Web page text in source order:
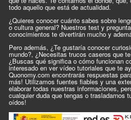
todo aquello que está de actualidad.
¿Quieres conocer cuánto sabes sobre
o cultura general? Nuestros test y
conocimientos te divertirán mucho y
Pero además, ¿Te gustaría conocer
mundo?, ¿Necesitas trucos caseros que
¿Buscas qué significa o cómo funcionan
interesado en ver vídeo tutoriales que te
Quonomy.com encontrarás respuestas
más! Utilizamos fuentes fiables y una
elaborar todas nuestras informaciones,
cualquier duda que tengas o trasladarnos
oídos!